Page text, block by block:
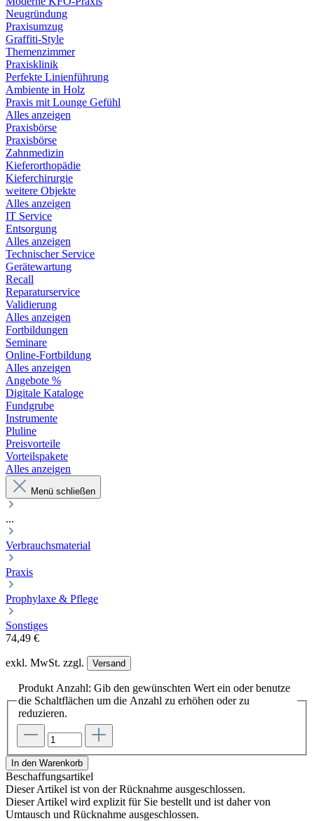
Neugründung
Praxisumzug
Graffiti-Style
Themenzimmer
Praxisklinik
Perfekte Linienführung
Ambiente in Holz
Praxis mit Lounge Gefühl
Alles anzeigen
Praxisbörse
Praxisbörse
Zahnmedizin
Kieferorthopädie
Kieferchirurgie
weitere Objekte
Alles anzeigen
IT Service
Entsorgung
Alles anzeigen
Technischer Service
Gerätewartung
Recall
Reparaturservice
Validierung
Alles anzeigen
Fortbildungen
Seminare
Online-Fortbildung
Alles anzeigen
Angebote %
Digitale Kataloge
Fundgrube
Instrumente
Pluline
Preisvorteile
Vorteilspakete
Alles anzeigen
Menü schließen
...
Verbrauchsmaterial
Praxis
Prophylaxe & Pflege
Sonstiges
74,49 €
exkl. MwSt. zzgl. Versand
Produkt Anzahl: Gib den gewünschten Wert ein oder benutze
die Schaltflächen um die Anzahl zu erhöhen oder zu
reduzieren.
In den Warenkorb
Beschaffungsartikel
Dieser Artikel ist von der Rücknahme ausgeschlossen.
Dieser Artikel wird explizit für Sie bestellt und ist daher von
Umtausch und Rücknahme ausgeschlossen.